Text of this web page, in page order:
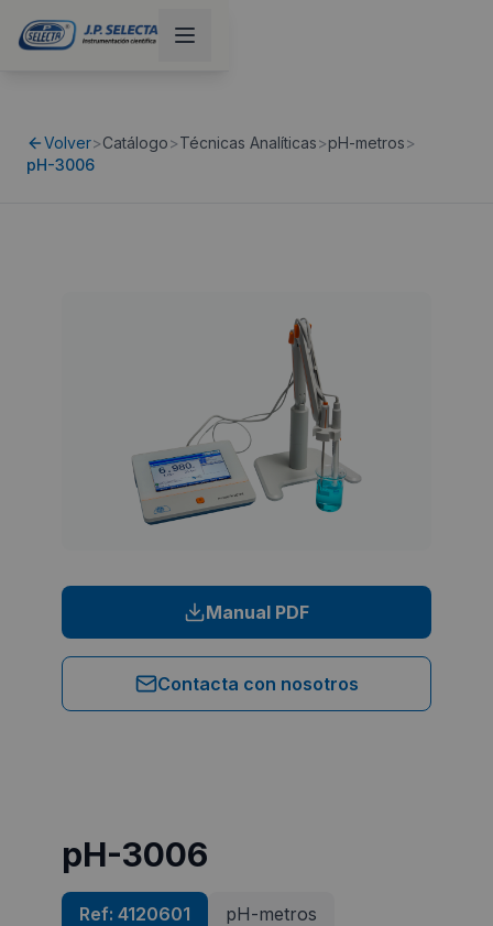
Volver>Catálogo>Técnicas Analíticas>pH-metros>
pH-3006
Manual PDF
Contacta con nosotros
pH-3006
Ref: 4120601 pH-metros